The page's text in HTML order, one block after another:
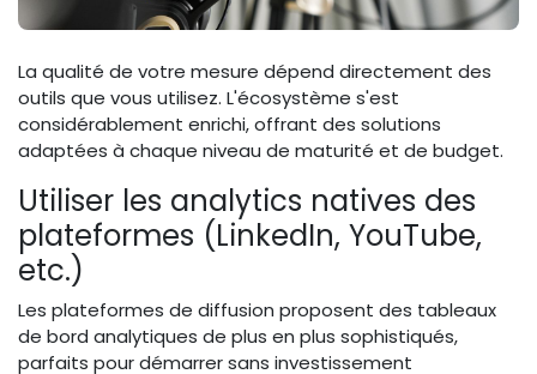
La qualité de votre mesure dépend directement des
outils que vous utilisez. L'écosystème s'est
considérablement enrichi, offrant des solutions
adaptées à chaque niveau de maturité et de budget.
Utiliser les analytics natives des
plateformes (LinkedIn, YouTube,
etc.)
Les plateformes de diffusion proposent des tableaux
de bord analytiques de plus en plus sophistiqués,
parfaits pour démarrer sans investissement